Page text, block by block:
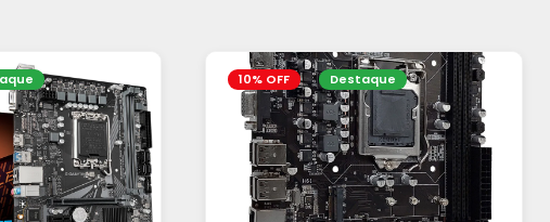
10% OFF Destaque